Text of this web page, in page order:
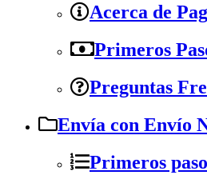
Acerca de
Primeros
Preguntas
Envía con Envío
Primeros